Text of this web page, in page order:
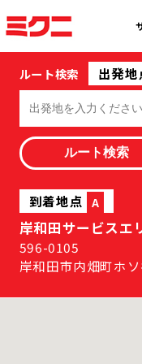
ルート検索 出発地
到着地点 A
岸和田サービスエ
596-0105
岸和田市内畑町ホ